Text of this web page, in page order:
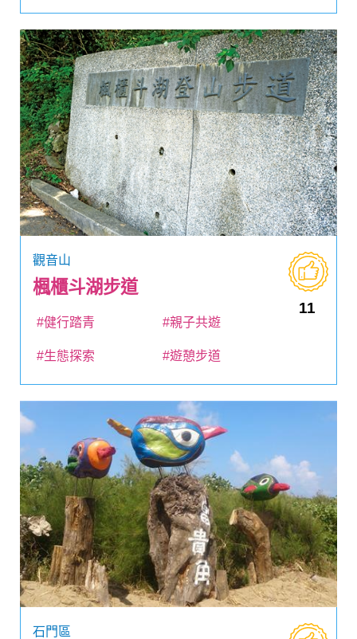
觀音山
楓櫃斗湖步道
11
#健行踏青 #親子共遊
#生態探索 #遊憩步道
石門區